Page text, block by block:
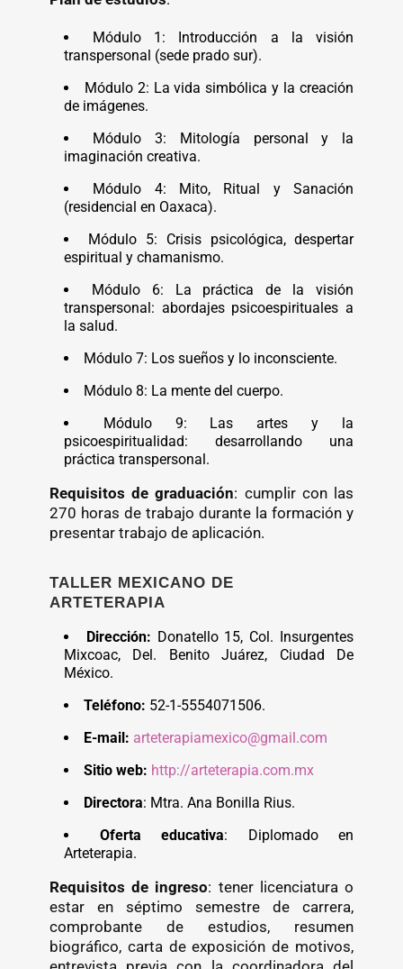
Módulo 1: Introducción a la visión
transpersonal (sede prado sur).
Módulo 2: La vida simbólica y la creación
de imágenes.
Módulo 3: Mitología personal y la
imaginación creativa.
Módulo 4: Mito, Ritual y Sanación
(residencial en Oaxaca).
Módulo 5: Crisis psicológica, despertar
espiritual y chamanismo.
Módulo 6: La práctica de la visión
transpersonal: abordajes psicoespirituales a
la salud.
Módulo 7: Los sueños y lo inconsciente.
Módulo 8: La mente del cuerpo.
Módulo 9: Las artes y la
psicoespiritualidad: desarrollando una
práctica transpersonal.
Requisitos de graduación: cumplir con las
270 horas de trabajo durante la formación y
presentar trabajo de aplicación.
TALLER MEXICANO DE
ARTETERAPIA
Dirección: Donatello 15, Col. Insurgentes
Mixcoac, Del. Benito Juárez, Ciudad De
México.
Teléfono: 52-1-5554071506.
E-mail: arteterapiamexico@gmail.com
Sitio web: http://arteterapia.com.mx
Directora: Mtra. Ana Bonilla Rius.
Oferta educativa: Diplomado en
Arteterapia.
Requisitos de ingreso: tener licenciatura o
estar en séptimo semestre de carrera,
comprobante de estudios, resumen
biográfico, carta de exposición de motivos,